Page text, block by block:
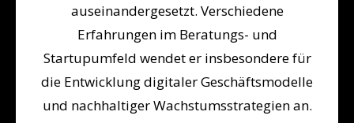
auseinandergesetzt. Verschiedene
Erfahrungen im Beratungs- und
Startupumfeld wendet er insbesondere für
die Entwicklung digitaler Geschäftsmodelle
und nachhaltiger Wachstumsstrategien an.